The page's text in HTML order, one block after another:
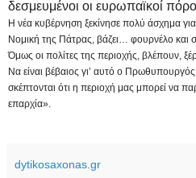
δεσμευμένοι οι ευρωπαϊκοί
Η νέα κυβέρνηση ξεκίνησε πολύ άσχημα
Νομική της Πάτρας, βάζει… φουρνέλο και
Όμως οι πολίτες της περιοχής, βλέπουν,
Να είναι βέβαιος γι’ αυτό ο
σκέπτονται ότι η περιοχή μας μπορεί να
επαρχία».
dytikosaxonas.gr